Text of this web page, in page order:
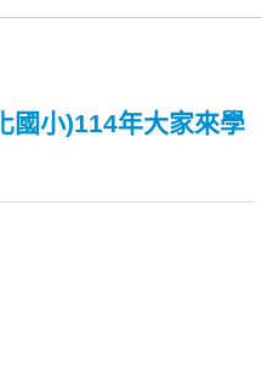
國小)114年大家來學